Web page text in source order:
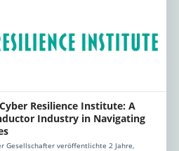
Resilience Institute: A
Industry in Navigating
Gesellschafter veröffentlichte 2 Jahre,